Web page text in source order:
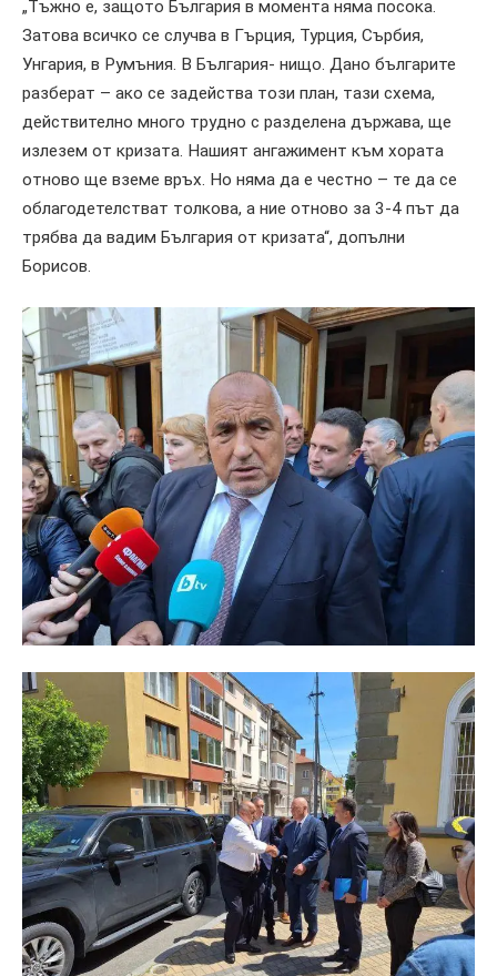
„Тъжно е, защото България в момента няма посока.
Затова всичко се случва в Гърция, Турция, Сърбия,
Унгария, в Румъния. В България- нищо. Дано българите
разберат – ако се задейства този план, тази схема,
действително много трудно с разделена държава, ще
излезем от кризата. Нашият ангажимент към хората
отново ще вземе връх. Но няма да е честно – те да се
облагодетелстват толкова, а ние отново за 3-4 път да
трябва да вадим България от кризата“, допълни
Борисов.